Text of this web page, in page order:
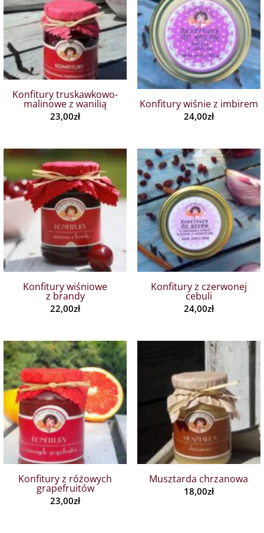
Konfitury truskawkowo-
malinowe z wanilią
23,00zł
Konfitury wiśnie z imbirem
24,00zł
Konfitury wiśniowe
z brandy
22,00zł
Konfitury z czerwonej
cebuli
24,00zł
Konfitury z różowych
grapefruitów
23,00zł
Musztarda chrzanowa
18,00zł